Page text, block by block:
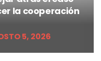
la cooperación
5, 2026